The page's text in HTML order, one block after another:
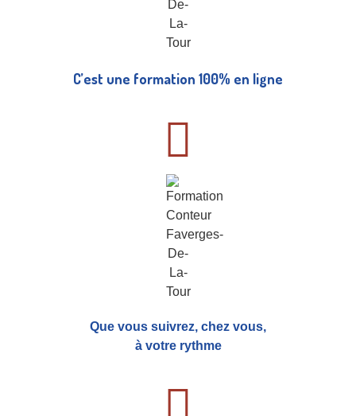
C’est une formation 100% en ligne
Que vous suivrez, chez vous,
à votre rythme